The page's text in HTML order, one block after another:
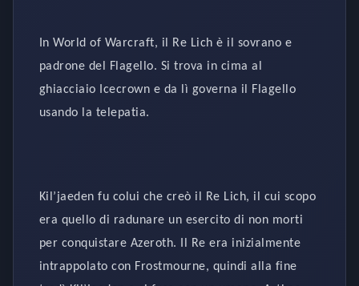
In World of Warcraft, il Re Lich è il sovrano e
padrone del Flagello. Si trova in cima al
ghiacciaio Icecrown e da lì governa il Flagello
usando la telepatia.
Kil’jaeden fu colui che creò il Re Lich, il cui scopo
era quello di radunare un esercito di non morti
per conquistare Azeroth. Il Re era inizialmente
intrappolato con Frostmourne, quindi alla fine